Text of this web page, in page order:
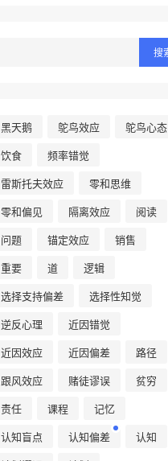
黑天鹅 鸵鸟效应
鸵鸟心态
饮食
频率错觉
雷斯托夫效应
零和思维
零和偏见
隔离效应
阅读
问题
锚定效应
销售
重要
道
逻辑
选择支持偏差
选择性知觉
逆反心理
近因错觉
近因效应
近因偏差
路径
跟风效应
赌徒谬误
贫穷
责任
课程
记忆
认知盲点
认知偏差
认知